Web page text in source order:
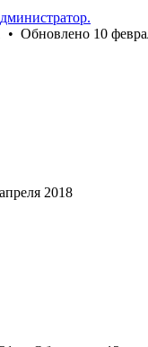
• Обновлено 10
2018